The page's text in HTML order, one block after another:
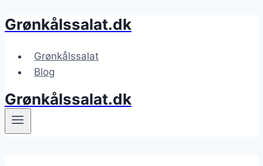
Fortsæt
indhold
Grønkålssalat.dk
Grønkålssalat
Blog
Grønkålssalat.dk